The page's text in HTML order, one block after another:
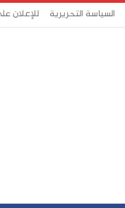
السياسة التحريرية للإعلان